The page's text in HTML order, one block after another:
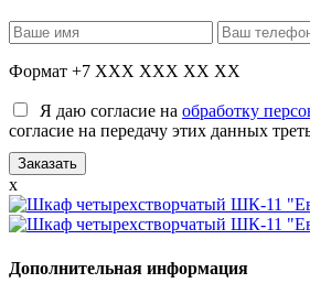
Формат +7 XXX XXX XX XX
Я даю согласие на обработку
согласие на передачу этих данных
x
Дополнительная информация